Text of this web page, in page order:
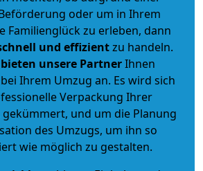
oder um in Ihrem
Familienglück zu erleben, dann
und effizientzu handeln.
unsere PartnerIhnen
Ihrem Umzug an. Es wird sich
Verpackung Ihrer
und um die Planung
des Umzugs, um ihn so
wie möglich zu gestalten.